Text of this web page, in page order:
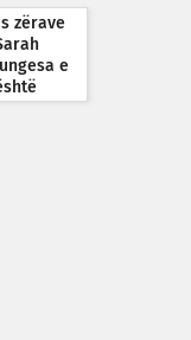
zërave
e